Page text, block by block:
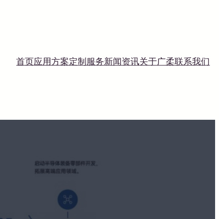
首页应用方案定制服务新闻资讯关于广柔联系我们